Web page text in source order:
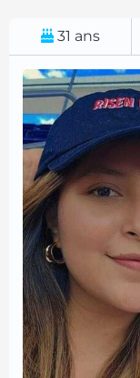
31 ans